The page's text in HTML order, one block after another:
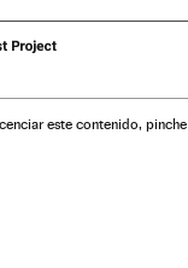
Sergio Moro
e Segurança Pública
este contenido, pinche